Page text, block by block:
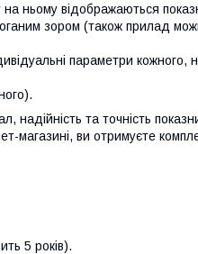
ньому відображаються
зором (також прилад
параметри кожного,
та точність
магазині, ви отримуєте
5 років).